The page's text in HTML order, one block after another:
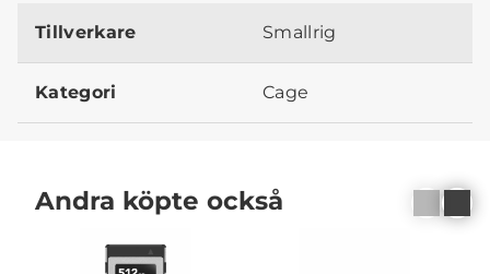
Tillverkare Smallrig
Kategori Cage
Andra köpte också